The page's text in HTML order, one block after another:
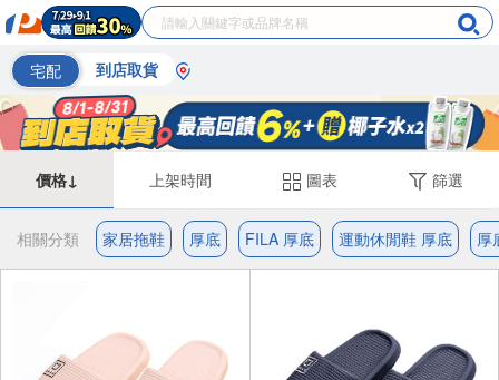
宅配 到店取貨
價格↓ 上架時間 圖表 篩選
相關分類 家居拖鞋 厚底 FILA 厚底 運動休閒鞋 厚底 厚